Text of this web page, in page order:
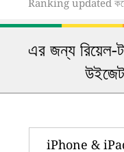
Ranking updated
এর জন্য রিয়েল-
iPhone &